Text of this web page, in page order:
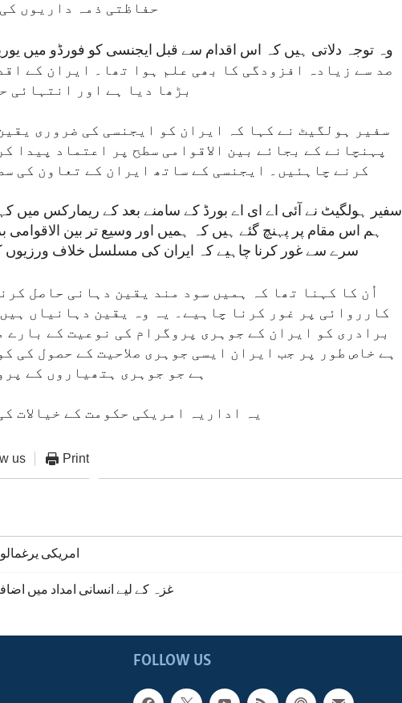
حفاظتی ذمہ داریوں
صد سے زیادہ افزودگی کا بھی علم ہوا تھا۔ ایران کے
بڑھا دیا ہے اور انتہائی
سفیر ہولگیٹ نے کہا کہ ایران کو ایجنسی کی ضروری
پہنچانے کے بجائے بین الاقوامی سطح پر اعتماد پیدا
کرنے چاہئیں۔ ایجنسی کے ساتھ ایران کے تعاون کی
سفیر ہولگیٹ نے آئی اے ای اے بورڈ کے سامنے بعد کے ریمارکس میں
ہم اس مقام پر پہنچ گئے ہیں کہ ہمیں اور وسیع تر بین الاقوامی
سرے سے غور کرنا چاہیے کہ ایران کی مسلسل خلاف ورزیوں
اُن کا کہنا تھا کہ ہمیں سود مند یقین دہانی حاصل
کارروائی پر غور کرنا چاہیے۔ یہ وہ یقین دہانیاں ہیں
برادری کو ایران کے جوہری پروگرام کی نوعیت کے بارے
ہے خاص طور پر جب ایران ایسی جوہری صلاحیت کے حصول کی
ہے جو جوہری ہتھیاروں کے
یہ اداریہ امریکی حکومت کے خیالات
us Print
امریکی
غزہ کے لیے انسانی امداد میں
FOLLOW US